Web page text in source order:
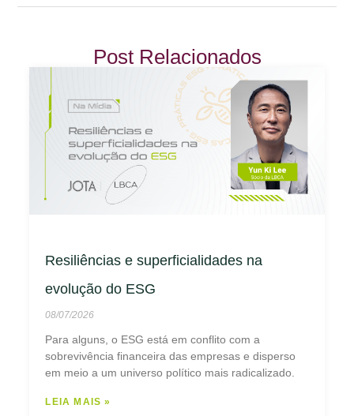
Post Relacionados
Resiliências e superficialidades na
evolução do ESG
08/07/2026
Para alguns, o ESG está em conflito com a
sobrevivência financeira das empresas e disperso
em meio a um universo político mais radicalizado.
LEIA MAIS »